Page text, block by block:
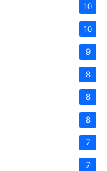
10
10
9
8
8
8
7
7